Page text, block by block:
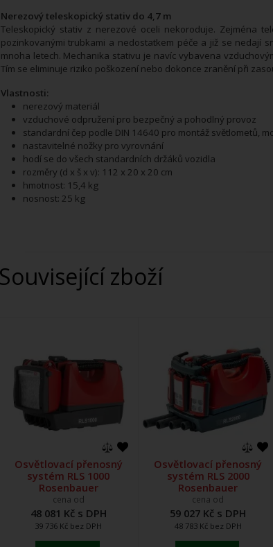
Nerezový teleskopický stativ do 4,7 m
Teleskopický stativ z nerezové oceli nekoroduje. Zejména
pozinkovanými trubkami a nedostatkem péče a již se nedají
mnoha letech. Mechanika stativu je navíc vybavena
Tím se eliminuje riziko poškození nebo dokonce zranění při
Vlastnosti:
nerezový materiál
vzduchové odpružení pro bezpečný a pohodlný provoz
standardní čep podle DIN 14640 pro montáž světlometů,
nastavitelné nožky pro vyrovnání
hodí se do všech standardních držáků vozidla
rozměry (d x š x v): 112 x 20 x 20 cm
hmotnost: 15,4 kg
nosnost: 25 kg
Související zboží
Osvětlovací přenosný
systém RLS 1000
Rosenbauer
cena od
48 081 Kč s DPH
39 736 Kč bez DPH
Osvětlovací přenosný
systém RLS 2000
Rosenbauer
cena od
59 027 Kč s DPH
48 783 Kč bez DPH